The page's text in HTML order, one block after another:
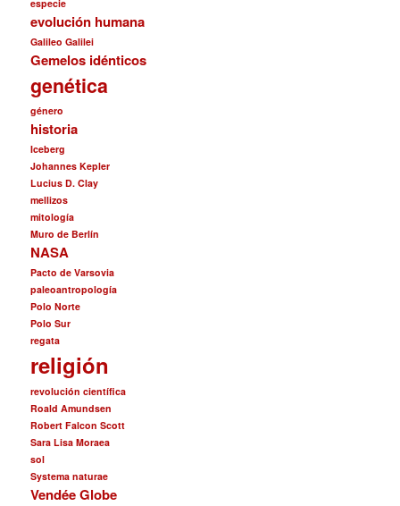
especie
evolución humana
Galileo Galilei
Gemelos idénticos
genética
género
historia
Iceberg
Johannes Kepler
Lucius D. Clay
mellizos
mitología
Muro de Berlín
NASA
Pacto de Varsovia
paleoantropología
Polo Norte
Polo Sur
regata
religión
revolución científica
Roald Amundsen
Robert Falcon Scott
Sara Lisa Moraea
sol
Systema naturae
Vendée Globe